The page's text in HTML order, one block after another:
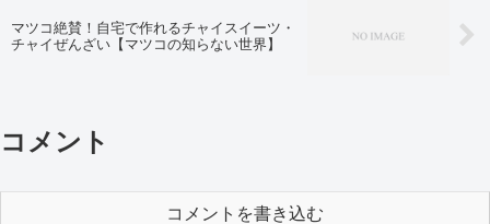
マツコ絶賛！自宅で作れるチャイスイーツ・
チャイぜんざい【マツコの知らない世界】
コメント
コメントを書き込む